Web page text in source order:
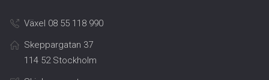
Växel 08 55 118 990
Skeppargatan 37
114 52 Stockholm